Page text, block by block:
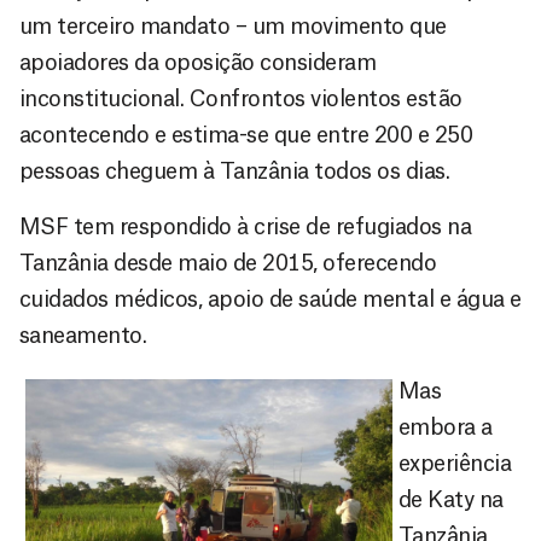
um terceiro mandato – um movimento que
apoiadores da oposição consideram
inconstitucional. Confrontos violentos estão
acontecendo e estima-se que entre 200 e 250
pessoas cheguem à Tanzânia todos os dias.
MSF tem respondido à crise de refugiados na
Tanzânia desde maio de 2015, oferecendo
cuidados médicos, apoio de saúde mental e água e
saneamento.
Mas
embora a
experiência
de Katy na
Tanzânia